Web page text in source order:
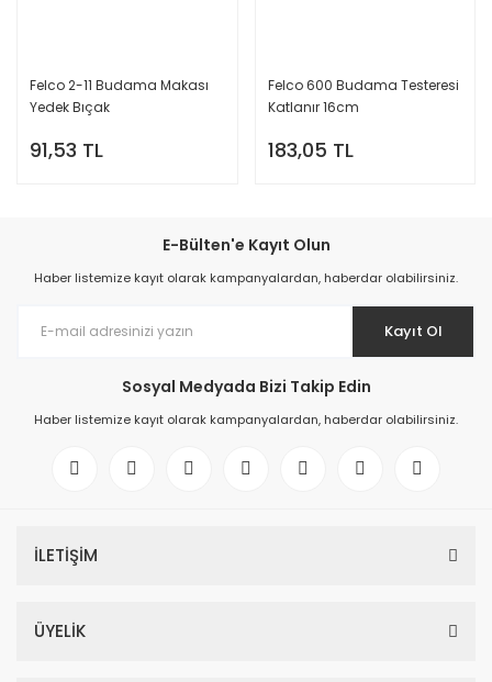
Felco 2-11 Budama Makası
Yedek Bıçak
91,53 TL
Felco 600 Budama Testeresi
Katlanır 16cm
183,05 TL
E-Bülten'e Kayıt Olun
Haber listemize kayıt olarak kampanyalardan, haberdar olabilirsiniz.
Kayıt Ol
Sosyal Medyada Bizi Takip Edin
Haber listemize kayıt olarak kampanyalardan, haberdar olabilirsiniz.
İLETİŞİM
ÜYELİK